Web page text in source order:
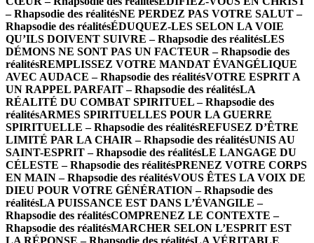
– Rhapsodie des réalitésNE PERDEZ PAS VOTRE SALUT –
Rhapsodie des réalitésÉDUQUEZ-LES SELON LA VOIE
QU’ILS DOIVENT SUIVRE – Rhapsodie des réalitésLES
DÉMONS NE SONT PAS UN FACTEUR – Rhapsodie des
réalitésREMPLISSEZ VOTRE MANDAT ÉVANGÉLIQUE
AVEC AUDACE – Rhapsodie des réalitésVOTRE ESPRIT A
UN RAPPEL PARFAIT – Rhapsodie des réalitésLA
RÉALITÉ DU COMBAT SPIRITUEL – Rhapsodie des
réalitésARMES SPIRITUELLES POUR LA GUERRE
SPIRITUELLE – Rhapsodie des réalitésREFUSEZ D’ÊTRE
LIMITÉ PAR LA CHAIR – Rhapsodie des réalitésUNIS AU
SAINT-ESPRIT – Rhapsodie des réalitésLE LANGAGE DU
CÉLESTE – Rhapsodie des réalitésPRENEZ VOTRE CORPS
EN MAIN – Rhapsodie des réalitésVOUS ÊTES LA VOIX DE
DIEU POUR VOTRE GÉNÉRATION – Rhapsodie des
réalitésLA PUISSANCE EST DANS L’ÉVANGILE –
Rhapsodie des réalitésCOMPRENEZ LE CONTEXTE –
Rhapsodie des réalitésMARCHER SELON L’ESPRIT EST
LA RÉPONSE – Rhapsodie des réalitésLA VÉRITABLE